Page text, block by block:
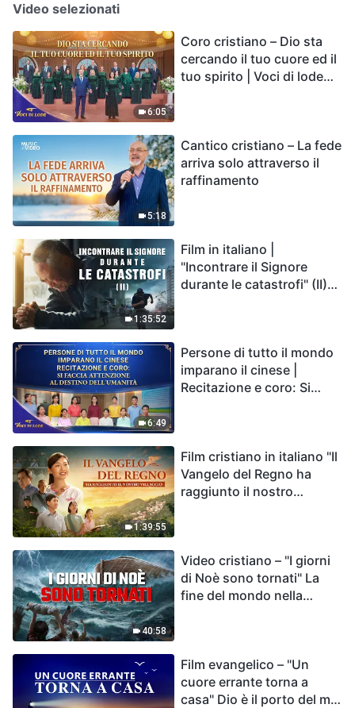
Video selezionati
6:05
Coro cristiano – Dio sta
cercando il tuo cuore ed il
tuo spirito | Voci di lode
5:18
Cantico cristiano – La fede
arriva solo attraverso il
raffinamento
1:35:52
Film in italiano |
"Incontrare il Signore
durante le catastrofi" (II)
Regno di Dio?
6:49
Persone di tutto il mondo
imparano il cinese |
Recitazione e coro: Si
1:39:55
Film cristiano in italiano "Il
Vangelo del Regno ha
raggiunto il nostro
40:58
Video cristiano – "I giorni
di Noè sono tornati" La
fine del mondo nella
Film evangelico – "Un
cuore errante torna a
casa" Dio è il porto del mio